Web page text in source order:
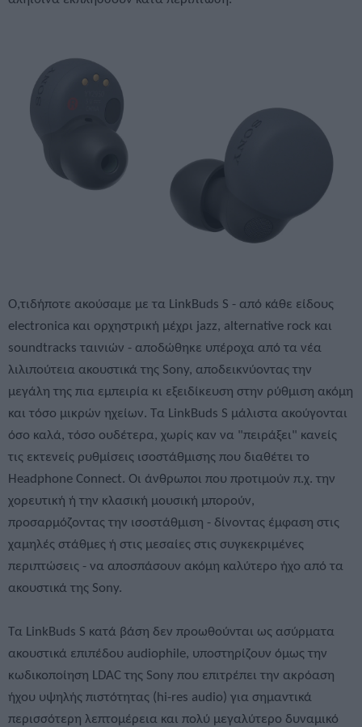
Ο,τιδήποτε ακούσαμε με τα LinkBuds S - από κάθε είδους
electronica και ορχηστρική μέχρι jazz, alternative rock και
soundtracks ταινιών - αποδώθηκε υπέροχα από τα νέα
λιλιπούτεια ακουστικά της Sony, αποδεικνύοντας την
μεγάλη της πια εμπειρία κι εξειδίκευση στην ρύθμιση ακόμη
και τόσο μικρών ηχείων. Τα LinkBuds S μάλιστα ακούγονται
όσο καλά, τόσο ουδέτερα, χωρίς καν να "πειράξει" κανείς
τις εκτενείς ρυθμίσεις ισοστάθμισης που διαθέτει το
Headphone Connect. Οι άνθρωποι που προτιμούν π.χ. την
χορευτική ή την κλασική μουσική μπορούν,
προσαρμόζοντας την ισοστάθμιση - δίνοντας έμφαση στις
χαμηλές στάθμες ή στις μεσαίες στις συγκεκριμένες
περιπτώσεις - να αποσπάσουν ακόμη καλύτερο ήχο από τα
ακουστικά της Sony.
Τα LinkBuds S κατά βάση δεν προωθούνται ως ασύρματα
ακουστικά επιπέδου audiophile, υποστηρίζουν όμως την
κωδικοποίηση LDAC της Sony που επιτρέπει την ακρόαση
ήχου υψηλής πιστότητας (hi-res audio) για σημαντικά
περισσότερη λεπτομέρεια και πολύ μεγαλύτερο δυναμικό